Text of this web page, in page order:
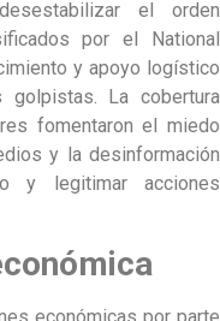
el orden
por el National
y apoyo logístico
La cobertura
fomentaron el miedo
y la desinformación
y legitimar acciones